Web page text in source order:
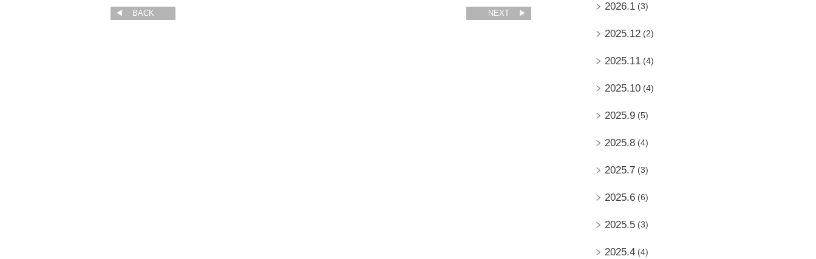
BACK NEXT
2026.1 (3)
2025.12 (2)
2025.11 (4)
2025.10 (4)
2025.9 (5)
2025.8 (4)
2025.7 (3)
2025.6 (6)
2025.5 (3)
2025.4 (4)